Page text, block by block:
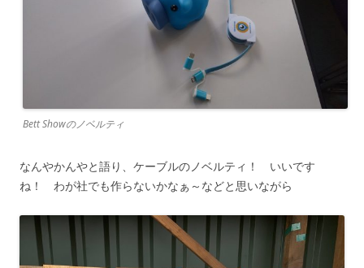
Bett Showのノベルティ
なんやかんやと語り、ケーブルのノベルティ！ いいです
ね！ わが社でも作らないかなぁ～などと思いながら